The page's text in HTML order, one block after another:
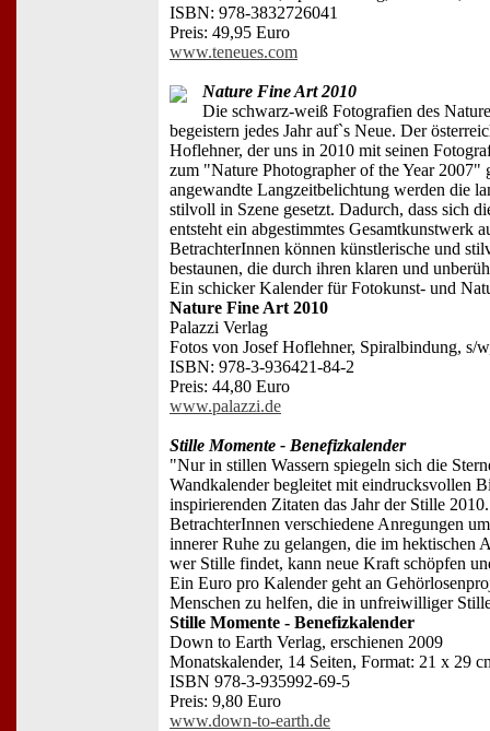
ISBN: 978-3832726041
Preis: 49,95 Euro
www.teneues.com
Nature Fine Art 2010
Die schwarz-weiß Fotografien des
begeistern jedes Jahr auf`s Neue. Der
Hoflehner, der uns in 2010 mit seinen
zum "Nature Photographer of the Year 2007"
angewandte Langzeitbelichtung werden die
stilvoll in Szene gesetzt. Dadurch, dass sich
entsteht ein abgestimmtes Gesamtkunstwerk
BetrachterInnen können künstlerische und
bestaunen, die durch ihren klaren und
Ein schicker Kalender für Fotokunst- und
Nature Fine Art 2010
Palazzi Verlag
Fotos von Josef Hoflehner, Spiralbindung, s/
ISBN: 978-3-936421-84-2
Preis: 44,80 Euro
www.palazzi.de
Stille Momente - Benefizkalender
"Nur in stillen Wassern spiegeln sich die
Wandkalender begleitet mit eindrucksvollen
inspirierenden Zitaten das Jahr der Stille
BetrachterInnen verschiedene Anregungen
innerer Ruhe zu gelangen, die im hektischen
wer Stille findet, kann neue Kraft schöpfen
Ein Euro pro Kalender geht an
Menschen zu helfen, die in unfreiwilliger
Stille Momente - Benefizkalender
Down to Earth Verlag, erschienen 2009
Monatskalender, 14 Seiten, Format: 21 x 29
ISBN 978-3-935992-69-5
Preis: 9,80 Euro
www.down-to-earth.de